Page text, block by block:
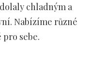
chladným a
Nabízíme různé
sebe.